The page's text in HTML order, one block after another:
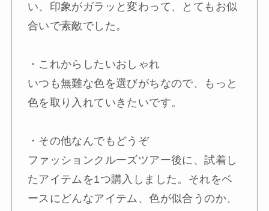
い、印象がガラッと変わって、とてもお似
合いで素敵でした。
・これからしたいおしゃれ
いつも無難な色を選びがちなので、もっと
色を取り入れていきたいです。
・その他なんでもどうぞ
ファッションクルーズツアー後に、試着し
たアイテムを1つ購入しました。それをベ
ースにどんなアイテム、色が似合うのか、